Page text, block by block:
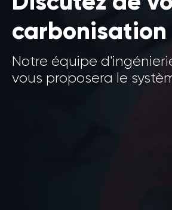
carbonisation
Notre équipe
vous proposera le